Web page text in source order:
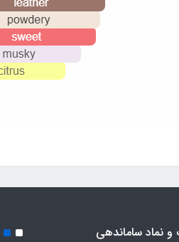
و نماد ساماندهی